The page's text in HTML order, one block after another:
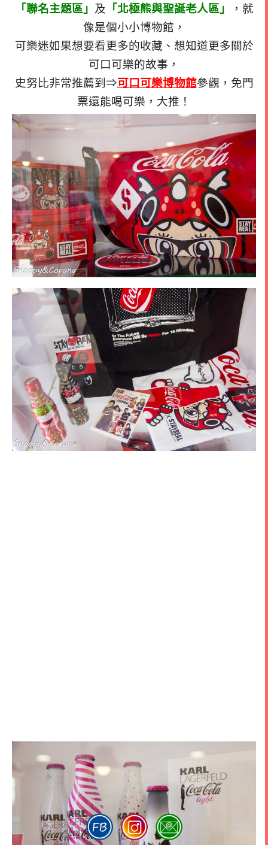
「聯名主題區」 及 「北極熊與聖誕老人區」
，就
像是個小小博物館，
可樂迷如果想要看更多的收藏、想知道更多關於
可口可樂的故事，
史努比非常推薦到⇒可口可樂博物館參觀，免門
票還能喝可樂，大推！